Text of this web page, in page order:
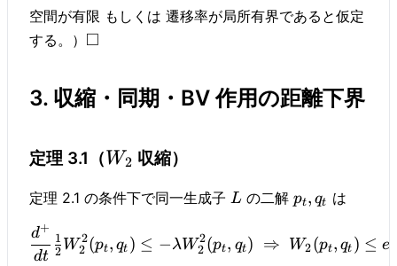
空間が有限 もしくは 遷移率が局所有界であると仮定
する。） □
3. 収縮・同期・BV 作用の距離下界
定理 3.1（ W2 収縮）
定理 2.1 の条件下で同一生成子 L の二解 pt, qt は
dt
d+
2
1 W2
2(pt, qt ) ≤ −λW2
2(pt, qt) ⇒ W2(pt, qt ) ≤ e